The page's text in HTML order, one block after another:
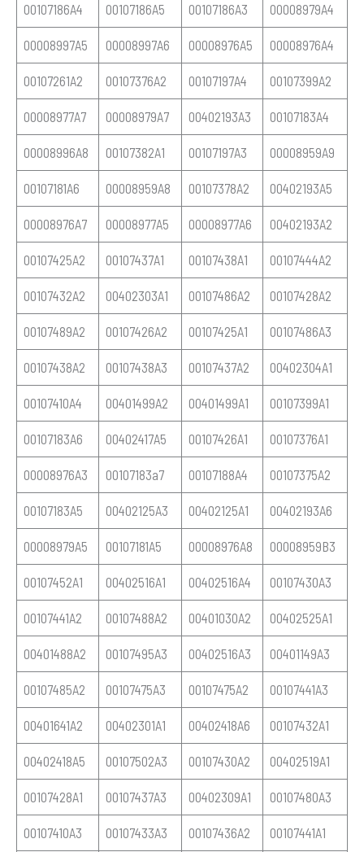
00107186A4 00107186A5 00107186A3 00008979A4
00008997A5 00008997A6 00008976A5 00008976A4
00107261A2 00107376A2 00107197A4 00107399A2
00008977A7 00008979A7 00402193A3 00107183A4
00008996A8 00107382A1 00107197A3 00008959A9
00107181A6 00008959A8 00107378A2 00402193A5
00008976A7 00008977A5 00008977A6 00402193A2
00107425A2 00107437A1 00107438A1 00107444A2
00107432A2 00402303A1 00107486A2 00107428A2
00107489A2 00107426A2 00107425A1 00107486A3
00107438A2 00107438A3 00107437A2 00402304A1
00107410A4 00401499A2 00401499A1 00107399A1
00107183A6 00402417A5 00107426A1 00107376A1
00008976A3 00107183a7 00107188A4 00107375A2
00107183A5 00402125A3 00402125A1 00402193A6
00008979A5 00107181A5 00008976A8 00008959B3
00107452A1 00402516A1 00402516A4 00107430A3
00107441A2 00107488A2 00401030A2 00402525A1
00401488A2 00107495A3 00402516A3 00401149A3
00107485A2 00107475A3 00107475A2 00107441A3
00401641A2 00402301A1 00402418A6 00107432A1
00402418A5 00107502A3 00107430A2 00402519A1
00107428A1 00107437A3 00402309A1 00107480A3
00107410A3 00107433A3 00107436A2 00107441A1